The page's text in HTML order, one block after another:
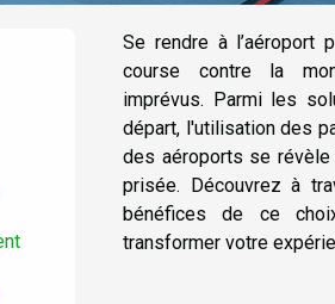
Se rendre à l’aéroport
course contre la
imprévus. Parmi les
départ, l'utilisation des
des aéroports se
prisée. Découvrez à
bénéfices de ce
transformer votre